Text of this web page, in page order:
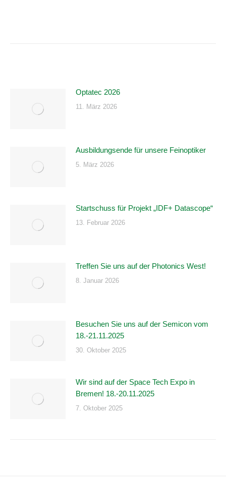
Optatec 2026
11. März 2026
Ausbildungsende für unsere Feinoptiker
5. März 2026
Startschuss für Projekt „IDF+ Datascope“
13. Februar 2026
Treffen Sie uns auf der Photonics West!
8. Januar 2026
Besuchen Sie uns auf der Semicon vom
18.-21.11.2025
30. Oktober 2025
Wir sind auf der Space Tech Expo in
Bremen! 18.-20.11.2025
7. Oktober 2025